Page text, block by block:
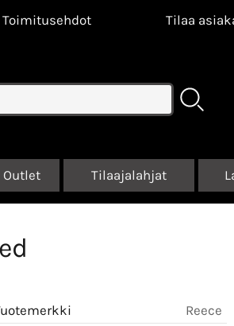
Toimitusehdot Tilaa
Outlet Tilaajalahjat
Reece